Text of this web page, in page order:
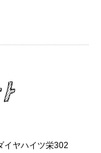
イヤハイツ栄302